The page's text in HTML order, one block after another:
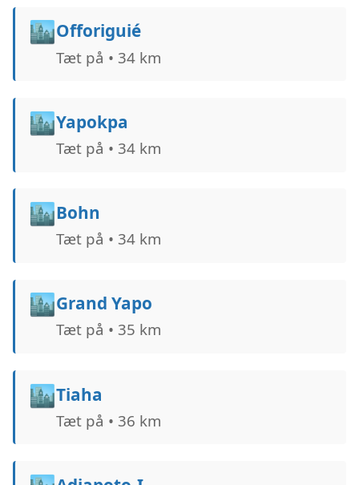
🏙️Offoriguié
Tæt på • 34 km
🏙️Yapokpa
Tæt på • 34 km
🏙️Bohn
Tæt på • 34 km
🏙️Grand Yapo
Tæt på • 35 km
🏙️Tiaha
Tæt på • 36 km